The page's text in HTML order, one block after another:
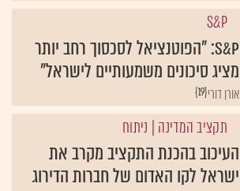
S&P
S&P: "הפוטנציאל לסכסוך רחב יותר
מציג סיכונים משמעותיים לישראל"
{19}אורן דורי
תקציב המדינה | ניתוח
העיכוב בהכנת התקציב מקרב את
ישראל לקו האדום של חברות הדירוג